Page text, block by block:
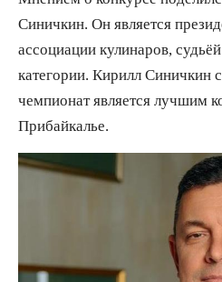
Синичкин. Он является
ассоциации кулинаров,
категории. Кирилл Синичкин
чемпионат является лучшим
Прибайкалье.